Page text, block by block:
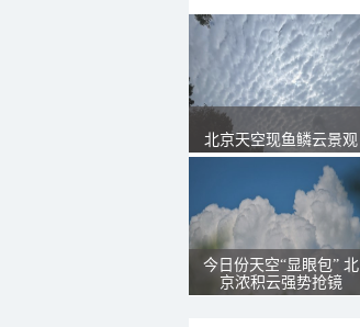
北京天空现鱼鳞云景观
今日份天空“显眼包” 北
京浓积云强势抢镜